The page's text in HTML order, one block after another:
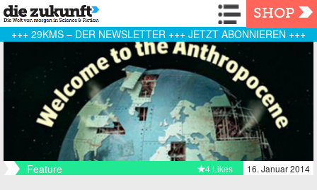
Navigation
SHOP
+++ 29KMS – DER NEWSLETTER +++ JETZT ABONNIEREN +++
Feature 16. Januar 2014
4 Likes